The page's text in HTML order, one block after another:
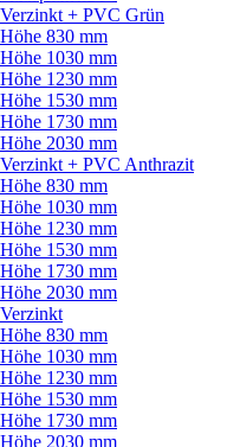
Verzinkt + PVC Grün
Höhe 830 mm
Höhe 1030 mm
Höhe 1230 mm
Höhe 1530 mm
Höhe 1730 mm
Höhe 2030 mm
Verzinkt + PVC Anthrazit
Höhe 830 mm
Höhe 1030 mm
Höhe 1230 mm
Höhe 1530 mm
Höhe 1730 mm
Höhe 2030 mm
Verzinkt
Höhe 830 mm
Höhe 1030 mm
Höhe 1230 mm
Höhe 1530 mm
Höhe 1730 mm
Höhe 2030 mm